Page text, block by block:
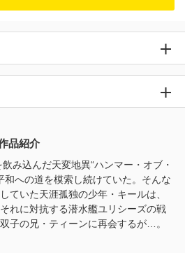
品紹介
み込んだ天変地異“ハンマー・オブ・
和への道を模索し続けていた。そんな
ていた天涯孤独の少年・キールは、
れに対抗する潜水艦ユリシーズの戦
子の兄・ティーンに再会するが…。